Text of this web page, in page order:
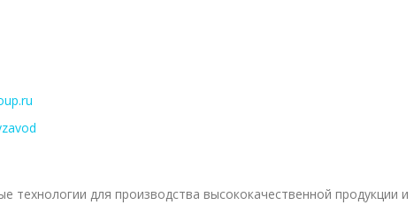
технологии для производства высококачественной продукции и